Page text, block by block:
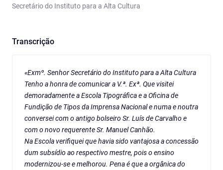
Secretário do Instituto para a Alta Cultura
Transcrição
«Exmº. Senhor Secretário do Instituto para a Alta Cultura
Tenho a honra de comunicar a V.ª. Exª. Que visitei
demoradamente a Escola Tipográfica e a Oficina de
Fundição de Tipos da Imprensa Nacional e numa e noutra
conversei com o antigo bolseiro Sr. Luís de Carvalho e
com o novo requerente Sr. Manuel Canhão.
Na Escola verifiquei que havia sido vantajosa a concessão
dum subsídio ao respectivo mestre, pois o ensino
modernizou-se e melhorou. Pena é que a orgânica do